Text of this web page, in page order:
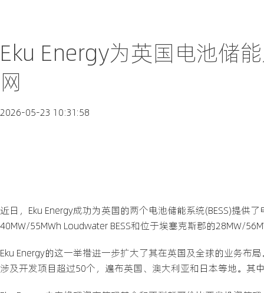
Eku Energy为英国电池储
网
2026-05-23 10:31:58
近日，Eku Energy成功为英国的两个电池储能系统(BESS)提供
40MW/55MWh Loudwater BESS和位于埃塞克斯郡的28MW/
Eku Energy的这一举措进一步扩大了其在英国及全球的业务布
涉及开发项目超过50个，遍布英国、澳大利亚和日本等地。其